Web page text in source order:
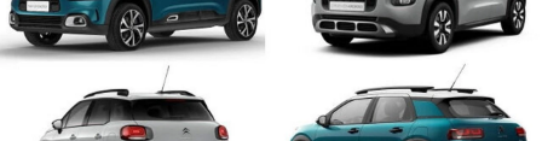
Siyaset
Teknoloji